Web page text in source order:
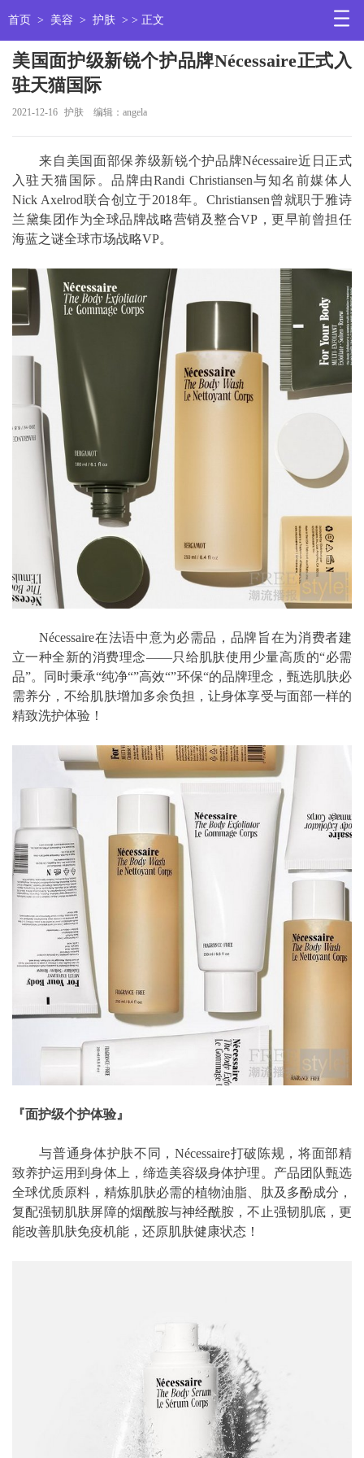
首页 > 美容 > 护肤 > > 正文
美国面护级新锐个护品牌Nécessaire正式入
驻天猫国际
2021-12-16 护肤 编辑：angela
来自美国面部保养级新锐个护品牌Nécessaire近日正式
入驻天猫国际。品牌由Randi Christiansen与知名前媒体人
Nick Axelrod联合创立于2018年。Christiansen曾就职于雅诗
兰黛集团作为全球品牌战略营销及整合VP，更早前曾担任
海蓝之谜全球市场战略VP。
Nécessaire在法语中意为必需品，品牌旨在为消费者建
立一种全新的消费理念——只给肌肤使用少量高质的“必需
品”。同时秉承“纯净“”高效“”环保“的品牌理念，甄选肌肤必
需养分，不给肌肤增加多余负担，让身体享受与面部一样的
精致洗护体验！
『面护级个护体验』
与普通身体护肤不同，Nécessaire打破陈规，将面部精
致养护运用到身体上，缔造美容级身体护理。产品团队甄选
全球优质原料，精炼肌肤必需的植物油脂、肽及多酚成分，
复配强韧肌肤屏障的烟酰胺与神经酰胺，不止强韧肌底，更
能改善肌肤免疫机能，还原肌肤健康状态！